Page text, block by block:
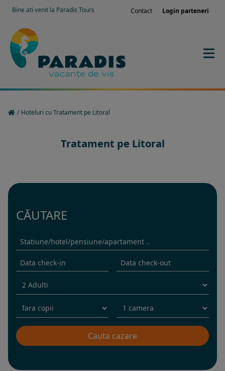
Bine ati venit la Paradis Tours Contact Login parteneri
/ Hoteluri cu Tratament pe Litoral
Tratament pe Litoral
CĂUTARE